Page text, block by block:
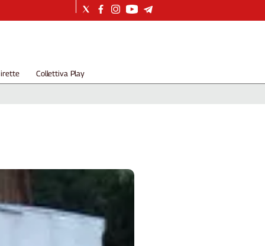
Collettiva Play